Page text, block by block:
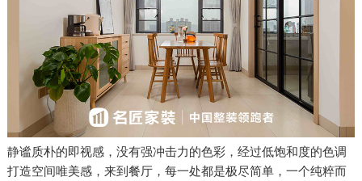
静谧质朴的即视感，没有强冲击力的色彩，经过低饱和度的色调
打造空间唯美感，来到餐厅，每一处都是极尽简单，一个纯粹而